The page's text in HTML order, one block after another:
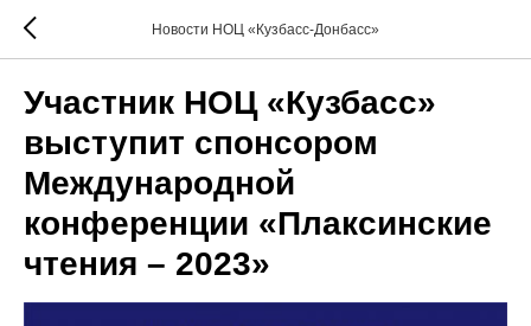
Новости НОЦ «Кузбасс-Донбасс»
Участник НОЦ «Кузбасс»
выступит спонсором
Международной
конференции «Плаксинские
чтения – 2023»